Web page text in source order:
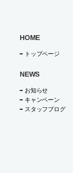
HOME
トップページ
NEWS
お知らせ
キャンペーン
スタッフブログ